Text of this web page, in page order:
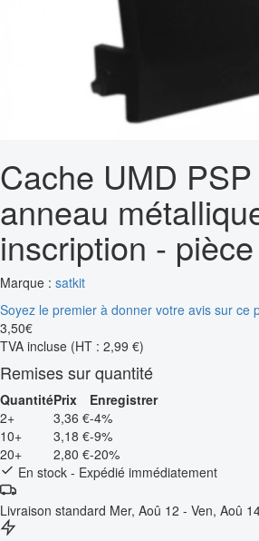
Cache UMD
anneau
inscription -
Marque : satkit
Soyez le premier à donner votre avis sur ce
3,50€
TVA incluse (HT : 2,99 €)
Remises sur quantité
QuantitéPrix
Enregistrer
2+
3,36 €-4%
10+
3,18 €-9%
20+
2,80 €-20%
En stock - Expédié immédiatement
Livraison standard Mer, Aoû 12 - Ven, Aoû